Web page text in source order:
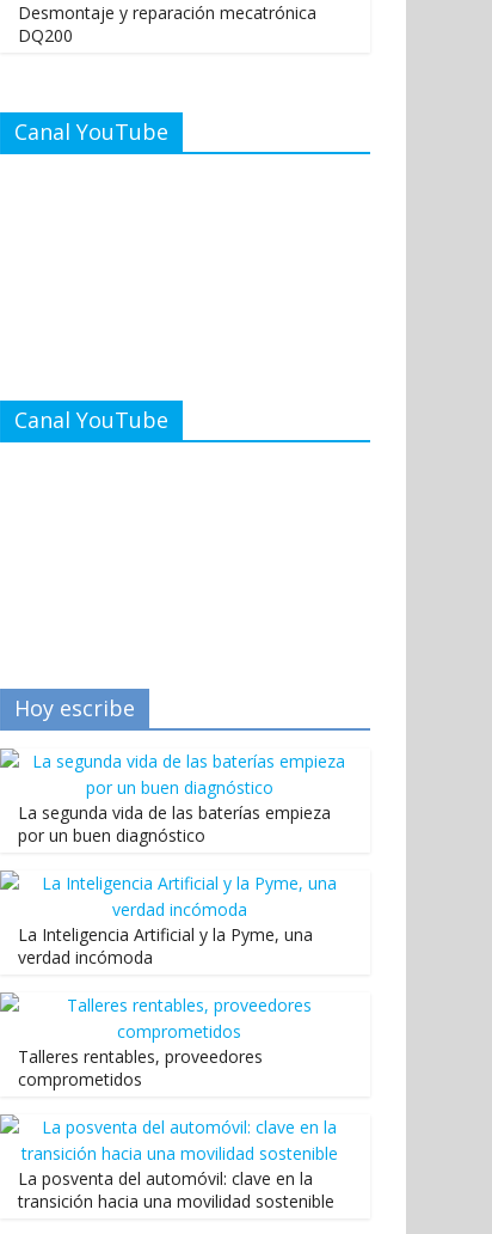
Desmontaje y reparación mecatrónica
DQ200
Canal YouTube
Canal YouTube
Hoy escribe
La segunda vida de las baterías empieza
por un buen diagnóstico
La Inteligencia Artificial y la Pyme, una
verdad incómoda
Talleres rentables, proveedores
comprometidos
La posventa del automóvil: clave en la
transición hacia una movilidad sostenible